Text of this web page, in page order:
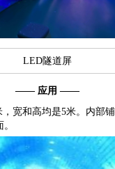
LED隧道屏
—— 应用 ——
，宽和高均是5米。内部